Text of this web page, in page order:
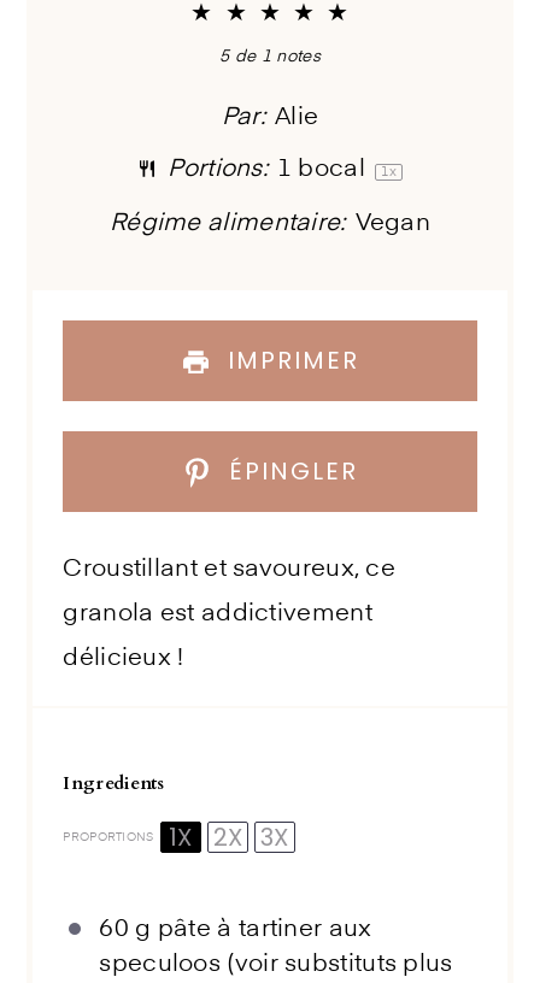
★ ★ ★ ★ ★
5de 1 notes
Par: Alie
Portions: 1 bocal 1x
Régime alimentaire: Vegan
IMPRIMER
ÉPINGLER
Croustillant et savoureux, ce
granola est addictivement
délicieux !
Ingredients
PROPORTIONS 1X 2X 3X
60 g pâte à tartiner aux
speculoos (voir substituts plus